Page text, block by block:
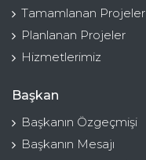
Tamamlanan Projeler
Planlanan Projeler
Hizmetlerimiz
Başkan
Başkanın Özgeçmişi
Başkanın Mesajı